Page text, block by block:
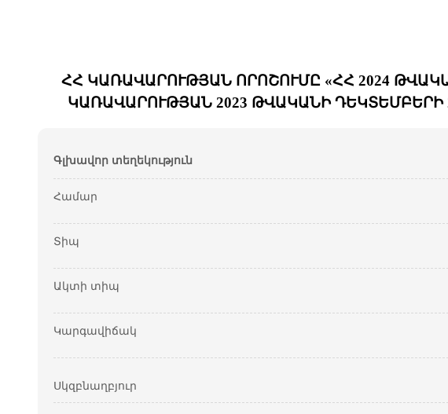
ՀՀ ԿԱՌԱՎԱՐՈՒԹՅԱՆ ՈՐՈՇՈՒՄԸ «ՀՀ 2024
ԿԱՌԱՎԱՐՈՒԹՅԱՆ 2023 ԹՎԱԿԱՆԻ ԴԵԿՏԵՄԲԵՐԻ
Գլխավոր տեղեկություն
Համար
Տիպ
Ակտի տիպ
Կարգավիճակ
Սկզբնաղբյուր